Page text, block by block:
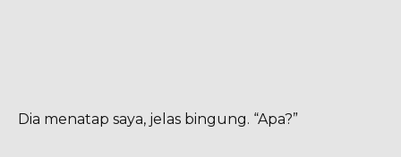
Dia menatap saya, jelas bingung. “Apa?”